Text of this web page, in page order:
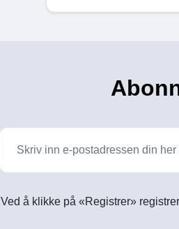
Ved å klikke på «Registrer»